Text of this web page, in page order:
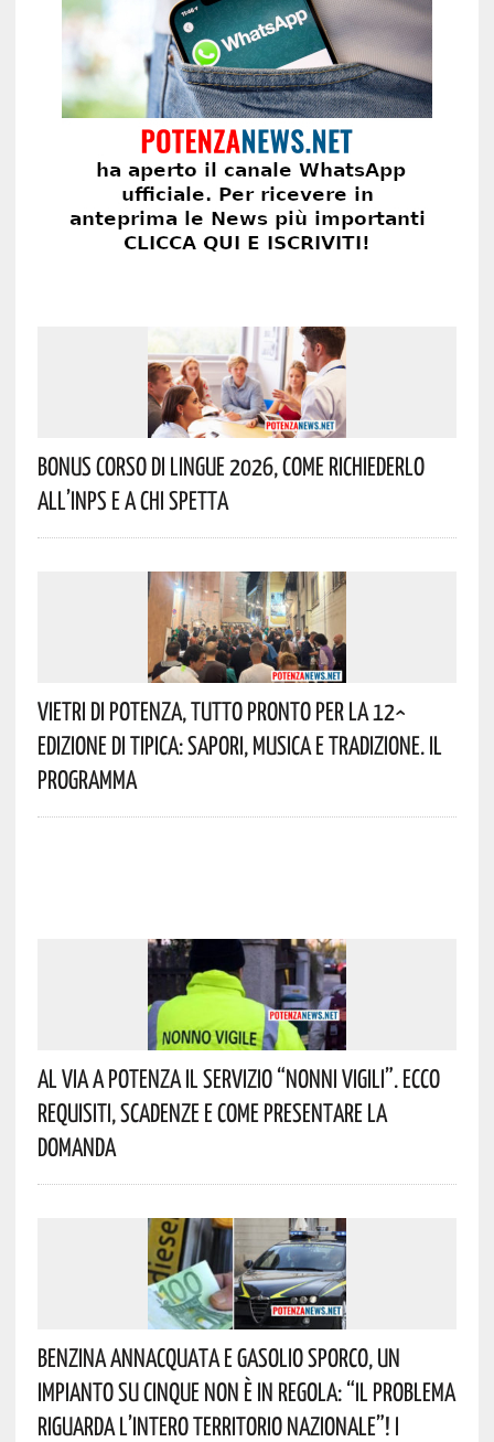
Bonus Corso Di Lingue 2026, Come Richiederlo
All’INPS E A Chi Spetta
Vietri Di Potenza, Tutto Pronto Per La 12^
Edizione Di Tipica: Sapori, Musica E Tradizione. Il
Programma
Al Via A Potenza Il Servizio “Nonni Vigili”. Ecco
Requisiti, Scadenze E Come Presentare La
Domanda
Benzina Annacquata E Gasolio Sporco, Un
Impianto Su Cinque Non È In Regola: “il Problema
Riguarda L’intero Territorio Nazionale”! I